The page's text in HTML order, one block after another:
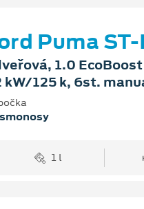
Puma
1.0
kW/125 k, 6st.
1 l